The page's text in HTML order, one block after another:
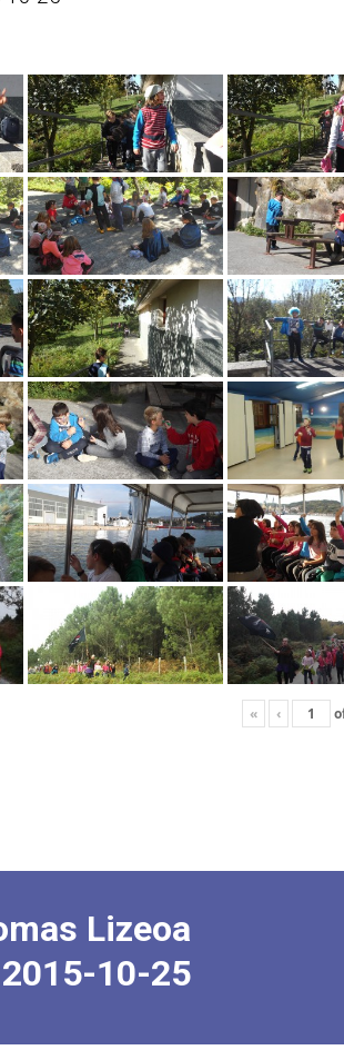
« ‹
Lizeoa
2015-10-25